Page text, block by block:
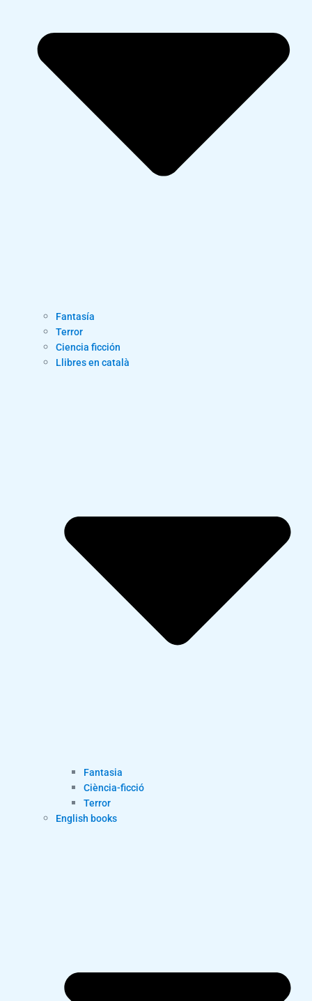
Fantasía
Terror
Ciencia ficción
Llibres en català
Fantasia
Ciència-ficció
Terror
English books